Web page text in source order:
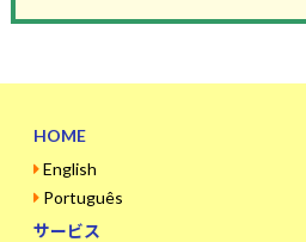
HOME
English
Português
サービス